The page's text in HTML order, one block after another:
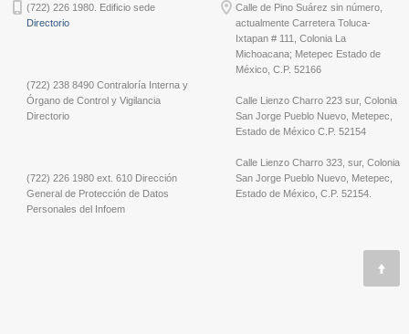
(722) 226 1980. Edificio sede
Directorio
(722) 238 8490 Contraloría Interna y
Órgano de Control y Vigilancia
Directorio
(722) 226 1980 ext. 610 Dirección
General de Protección de Datos
Personales del Infoem
Calle de Pino Suárez sin número,
actualmente Carretera Toluca-
Ixtapan # 111, Colonia La
Michoacana; Metepec Estado de
México, C.P. 52166
Calle Lienzo Charro 223 sur, Colonia
San Jorge Pueblo Nuevo, Metepec,
Estado de México C.P. 52154
Calle Lienzo Charro 323, sur, Colonia
San Jorge Pueblo Nuevo, Metepec,
Estado de México, C.P. 52154.